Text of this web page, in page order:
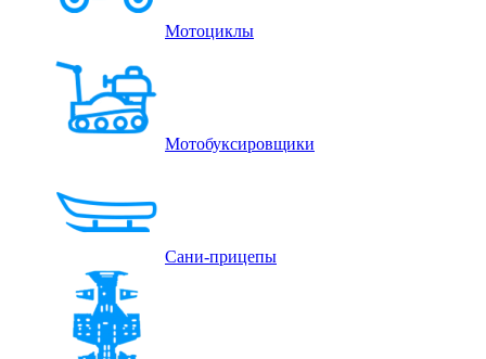
Мотоциклы
Мотобуксировщики
Сани-прицепы